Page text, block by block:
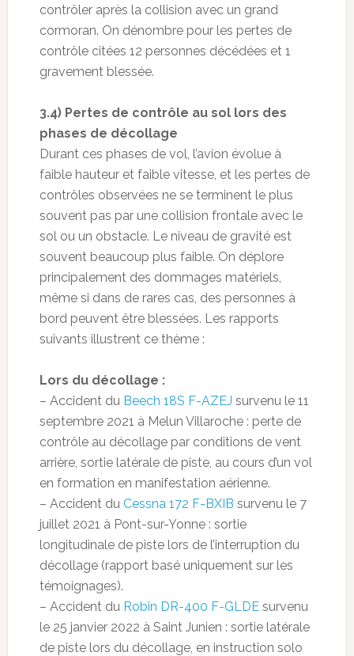
contrôler après la collision avec un grand
cormoran. On dénombre pour les pertes de
contrôle citées 12 personnes décédées et 1
gravement blessée.
3.4) Pertes de contrôle au sol lors des
phases de décollage
Durant ces phases de vol, l’avion évolue à
faible hauteur et faible vitesse, et les pertes de
contrôles observées ne se terminent le plus
souvent pas par une collision frontale avec le
sol ou un obstacle. Le niveau de gravité est
souvent beaucoup plus faible. On déplore
principalement des dommages matériels,
même si dans de rares cas, des personnes à
bord peuvent être blessées. Les rapports
suivants illustrent ce thème :
Lors du décollage :
– Accident du Beech 18S F-AZEJ survenu le 11
septembre 2021 à Melun Villaroche : perte de
contrôle au décollage par conditions de vent
arrière, sortie latérale de piste, au cours d’un vol
en formation en manifestation aérienne.
– Accident du Cessna 172 F-BXIB survenu le 7
juillet 2021 à Pont-sur-Yonne : sortie
longitudinale de piste lors de l’interruption du
décollage (rapport basé uniquement sur les
témoignages).
– Accident du Robin DR-400 F-GLDEsurvenu
le 25 janvier 2022 à Saint Junien : sortie latérale
de piste lors du décollage, en instruction solo